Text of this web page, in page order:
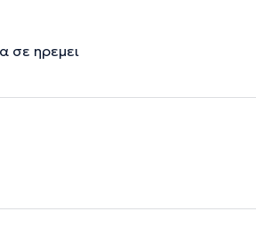
σε ηρεμει